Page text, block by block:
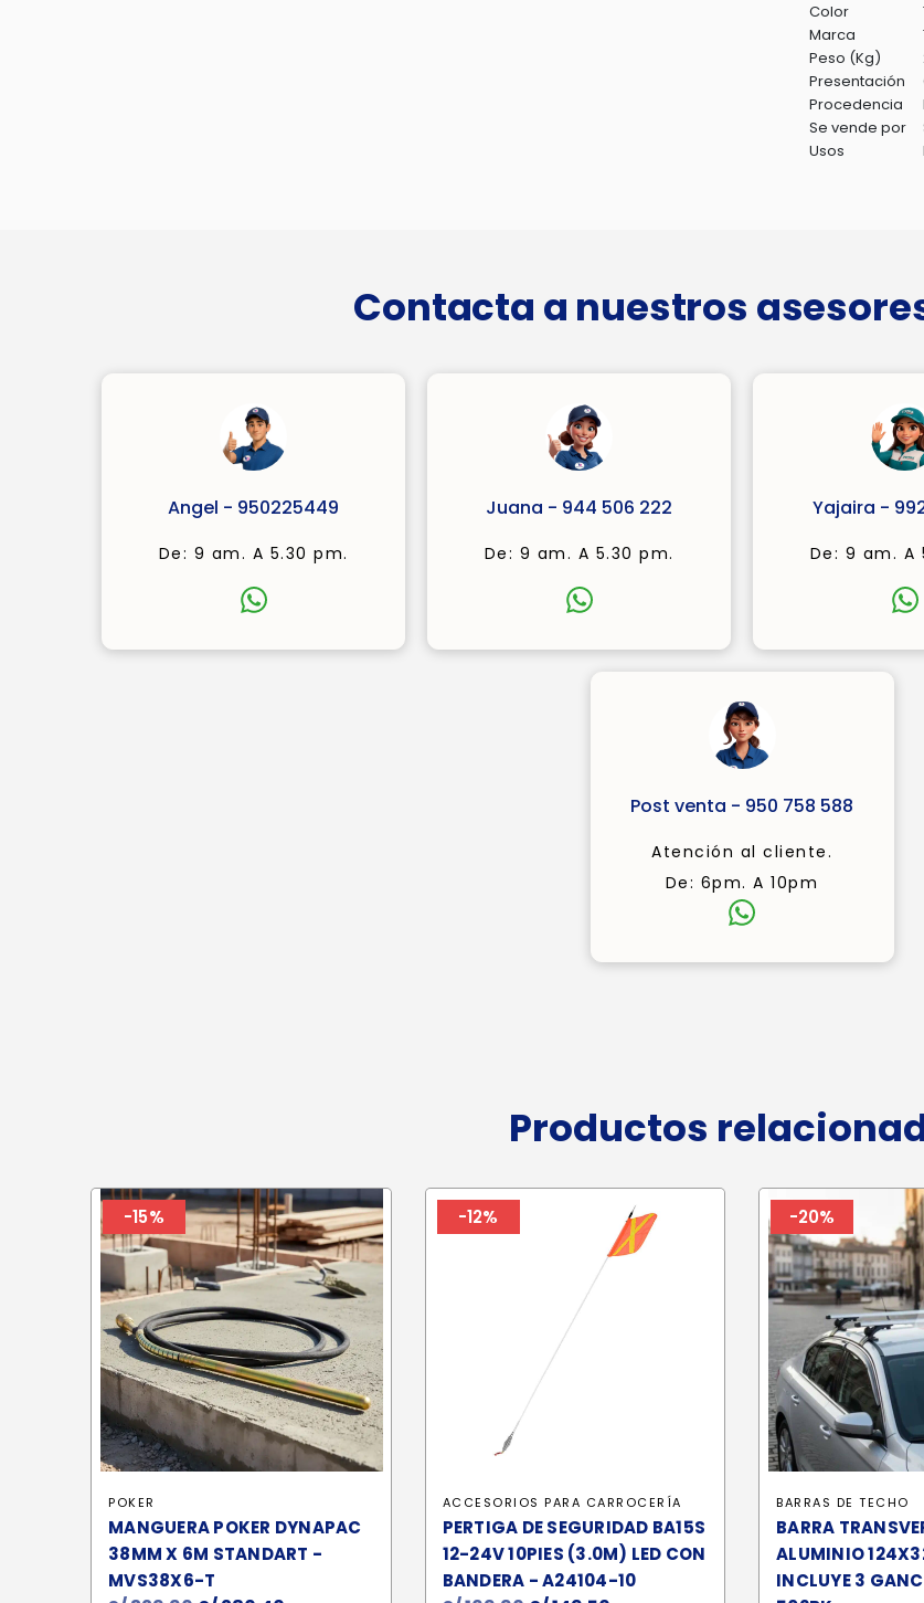
Color
Marca
Peso (Kg)
Presentación
Procedencia
Se vende por
Usos
Contacta a nuestros
Angel - 950225449
De: 9 am. A 5.30 pm.
Juana - 944 506 222
De: 9 am. A 5.30 pm.
Yajaira -
De: 9 am. A
Post venta - 950 758 588
Atención al cliente.
De: 6pm. A 10pm
Productos
-15%
POKER
MANGUERA POKER DYNAPAC
38MM X 6M STANDART -
MVS38X6-T
-12%
ACCESORIOS PARA CARROCERÍA
PERTIGA DE SEGURIDAD BA15S
12-24V 10PIES (3.0M) LED CON
BANDERA - A24104-10
-20%
BARRAS DE TECHO
BARRA
ALUMINIO
INCLUYE 3